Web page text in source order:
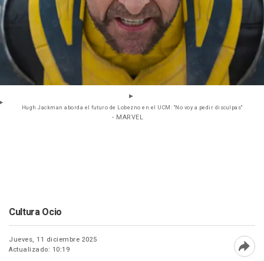
Hugh Jackman aborda el futuro de Lobezno en el UCM: "No voy a pedir disculpas"
- MARVEL
Cultura Ocio
Jueves, 11 diciembre 2025
Actualizado: 10:19